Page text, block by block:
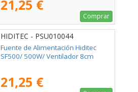
21,25 €
Comprar
HIDITEC - PSU010044
Fuente de Alimentación Hiditec
SF500/ 500W/ Ventilador 8cm
21,25 €